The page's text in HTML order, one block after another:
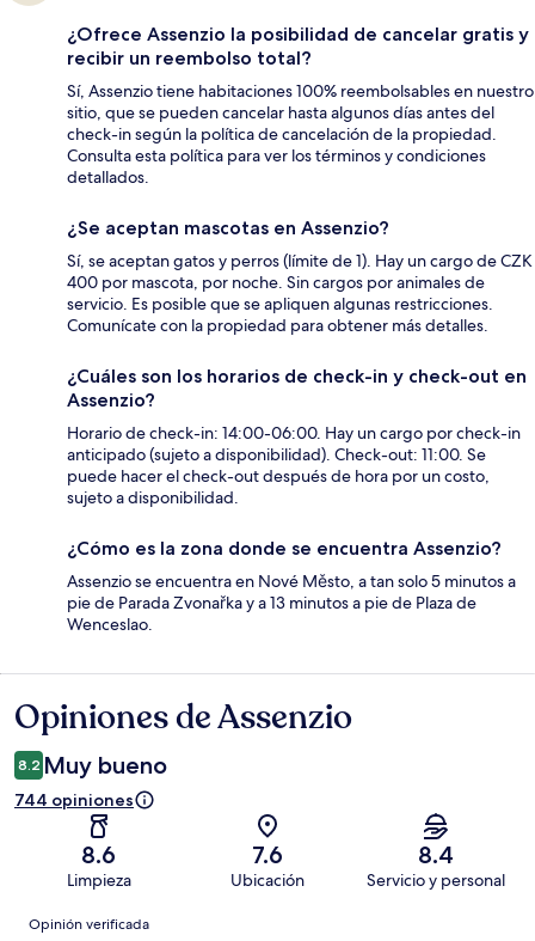
¿Ofrece Assenzio la posibilidad de cancelar gratis y
recibir un reembolso total?
Sí, Assenzio tiene habitaciones 100% reembolsables en nuestro
sitio, que se pueden cancelar hasta algunos días antes del
check-in según la política de cancelación de la propiedad.
Consulta esta política para ver los términos y condiciones
detallados.
¿Se aceptan mascotas en Assenzio?
Sí, se aceptan gatos y perros (límite de 1). Hay un cargo de CZK
400 por mascota, por noche. Sin cargos por animales de
servicio. Es posible que se apliquen algunas restricciones.
Comunícate con la propiedad para obtener más detalles.
¿Cuáles son los horarios de check-in y check-out en
Assenzio?
Horario de check-in: 14:00-06:00. Hay un cargo por check-in
anticipado (sujeto a disponibilidad). Check-out: 11:00. Se
puede hacer el check-out después de hora por un costo,
sujeto a disponibilidad.
¿Cómo es la zona donde se encuentra Assenzio?
Assenzio se encuentra en Nové Město, a tan solo 5 minutos a
pie de Parada Zvonařka y a 13 minutos a pie de Plaza de
Wenceslao.
Opiniones
Opiniones de Assenzio
8.2 Muy bueno
744 opiniones
8.6
Limpieza
7.6
Ubicación
8.4
Servicio y personal
Opiniones
Opinión verificada